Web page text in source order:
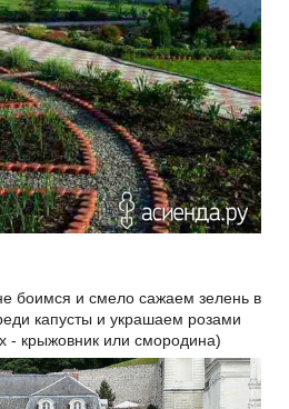
боимся и смело сажаем зелень в
капусты и украшаем розами
- крыжовник или смородина)